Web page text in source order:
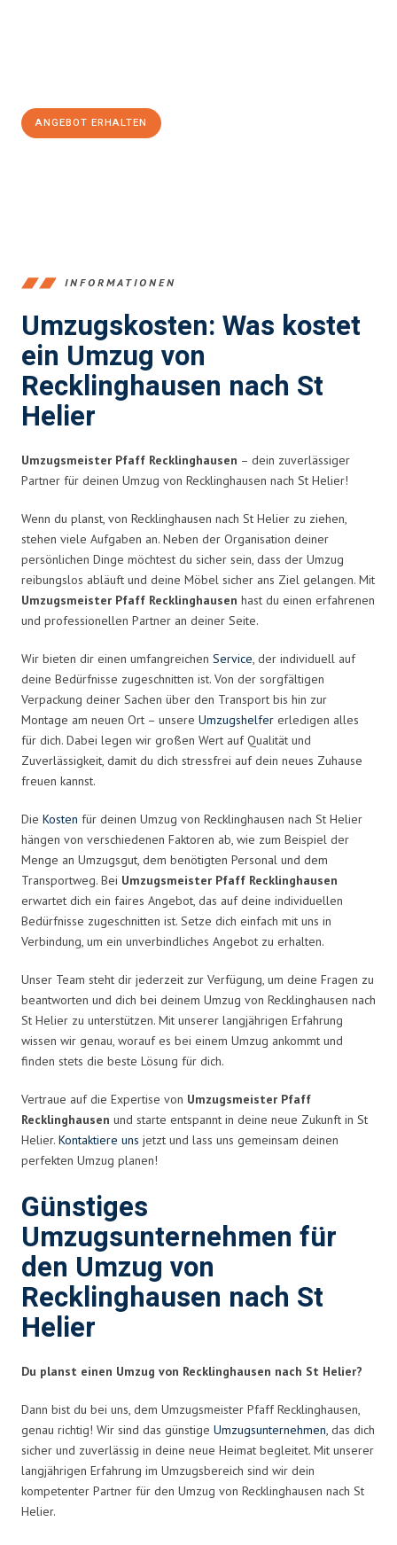
ANGEBOT ERHALTEN
INFORMATIONEN
Umzugskosten: Was kostet
ein Umzug von
Recklinghausen nach St
Helier
Umzugsmeister Pfaff Recklinghausen – dein zuverlässiger
Partner für deinen Umzug von Recklinghausen nach St Helier!
Wenn du planst, von Recklinghausen nach St Helier zu ziehen,
stehen viele Aufgaben an. Neben der Organisation deiner
persönlichen Dinge möchtest du sicher sein, dass der Umzug
reibungslos abläuft und deine Möbel sicher ans Ziel gelangen. Mit
Umzugsmeister Pfaff Recklinghausen hast du einen erfahrenen
und professionellen Partner an deiner Seite.
Wir bieten dir einen umfangreichen Service, der individuell auf
deine Bedürfnisse zugeschnitten ist. Von der sorgfältigen
Verpackung deiner Sachen über den Transport bis hin zur
Montage am neuen Ort – unsere Umzugshelfer erledigen alles
für dich. Dabei legen wir großen Wert auf Qualität und
Zuverlässigkeit, damit du dich stressfrei auf dein neues Zuhause
freuen kannst.
Die Kosten für deinen Umzug von Recklinghausen nach St Helier
hängen von verschiedenen Faktoren ab, wie zum Beispiel der
Menge an Umzugsgut, dem benötigten Personal und dem
Transportweg. Bei Umzugsmeister Pfaff Recklinghausen
erwartet dich ein faires Angebot, das auf deine individuellen
Bedürfnisse zugeschnitten ist. Setze dich einfach mit uns in
Verbindung, um ein unverbindliches Angebot zu erhalten.
Unser Team steht dir jederzeit zur Verfügung, um deine Fragen zu
beantworten und dich bei deinem Umzug von Recklinghausen nach
St Helier zu unterstützen. Mit unserer langjährigen Erfahrung
wissen wir genau, worauf es bei einem Umzug ankommt und
finden stets die beste Lösung für dich.
Vertraue auf die Expertise von Umzugsmeister Pfaff
Recklinghausen und starte entspannt in deine neue Zukunft in St
Helier. Kontaktiere uns jetzt und lass uns gemeinsam deinen
perfekten Umzug planen!
Günstiges
Umzugsunternehmen für
den Umzug von
Recklinghausen nach St
Helier
Du planst einen Umzug von Recklinghausen nach St Helier?
Dann bist du bei uns, dem Umzugsmeister Pfaff Recklinghausen,
genau richtig! Wir sind das günstige Umzugsunternehmen, das dich
sicher und zuverlässig in deine neue Heimat begleitet. Mit unserer
langjährigen Erfahrung im Umzugsbereich sind wir dein
kompetenter Partner für den Umzug von Recklinghausen nach St
Helier.